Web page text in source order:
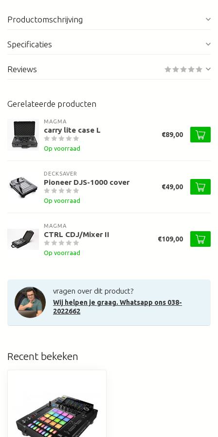
Productomschrijving
Specificaties
Reviews
Gerelateerde producten
MAGMA
carry lite case L
Op voorraad
€89,00
DECKSAVER
Pioneer DJS-1000 cover
Op voorraad
€49,00
MAGMA
CTRL CDJ/Mixer II
Op voorraad
€109,00
vragen over dit product?
Wij helpen je graag. Whatsapp ons 038-
2022662
Recent bekeken